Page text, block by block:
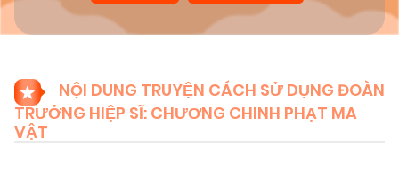
NỘI DUNG TRUYỆN CÁCH SỬ DỤNG ĐOÀN
TRƯỞNG HIỆP SĨ: CHƯƠNG CHINH PHẠT MA
VẬT